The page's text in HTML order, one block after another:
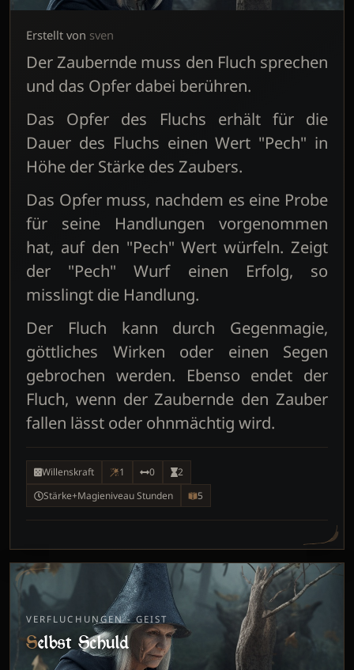
Erstellt von sven
Der Zaubernde muss den Fluch sprechen
und das Opfer dabei berühren.
Das Opfer des Fluchs erhält für die
Dauer des Fluchs einen Wert "Pech" in
Höhe der Stärke des Zaubers.
Das Opfer muss, nachdem es eine Probe
für seine Handlungen vorgenommen
hat, auf den "Pech" Wert würfeln. Zeigt
der "Pech" Wurf einen Erfolg, so
misslingt die Handlung.
Der Fluch kann durch Gegenmagie,
göttliches Wirken oder einen Segen
gebrochen werden. Ebenso endet der
Fluch, wenn der Zaubernde den Zauber
fallen lässt oder ohnmächtig wird.
Willenskraft 1 0
2
Stärke+Magieniveau Stunden
5
VERFLUCHUNGEN - GEIST
Selbst Schuld